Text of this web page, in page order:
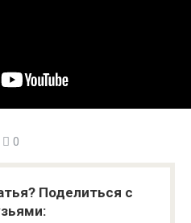
0
Поделиться с